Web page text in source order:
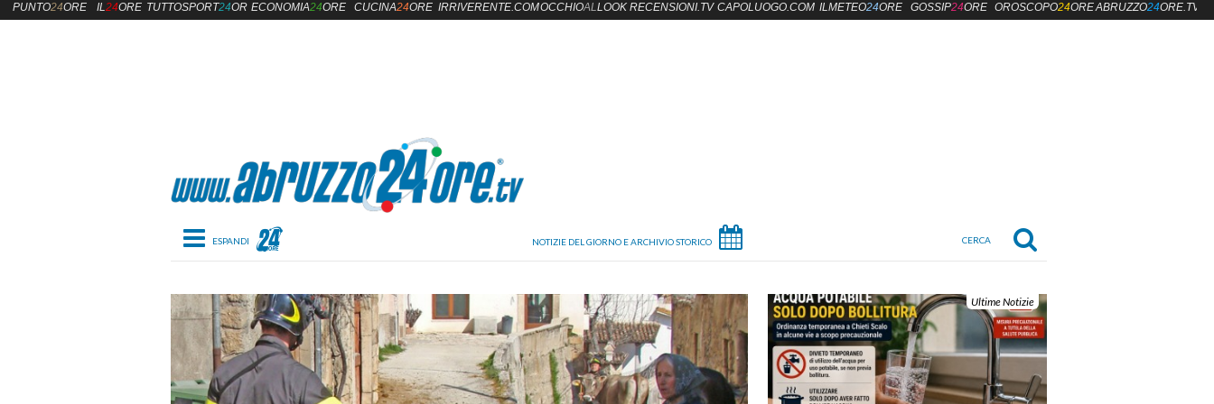
Toggle navigation
Ultime Notizie
PUNTO24ORE IL24ORE TUTTOSPORT24OREECONOMIA24ORE CUCINA24ORE IRRIVERENTE.COMOCCHIOALLOOK RECENSIONI.TV CAPOLUOGO.COM ILMETEO24ORE GOSSIP24ORE OROSCOPO24OREABRUZZO24ORE.TV